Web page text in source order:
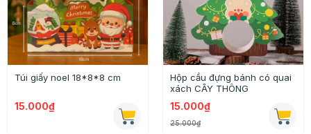
Túi giấy noel 18*8*8 cm
15.000₫
Hộp cầu đựng bánh có quai
xách CÂY THÔNG
15.000₫
25.000₫